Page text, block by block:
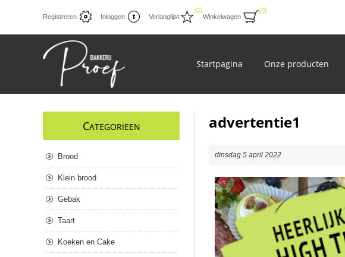
Registreren Inloggen Verlanglijst
(0)
Winkelwagen
(0)
Startpagina Onze producten
advertentie1
dinsdag 5 april 2022
CATEGORIEEN
Brood
Klein brood
Gebak
Taart
Koeken en Cake